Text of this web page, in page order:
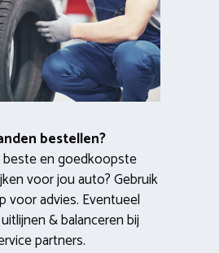
bestellen?
beste en goedkoopste
voor jou auto? Gebruik
voor advies. Eventueel
& balanceren bij
partners.